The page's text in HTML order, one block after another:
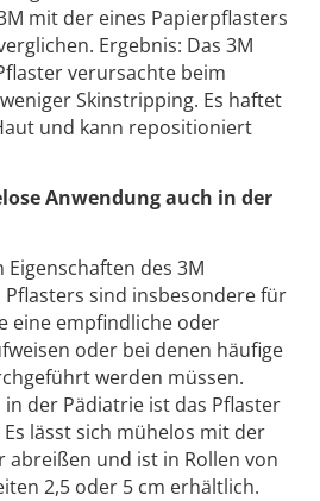
mit der eines Papierpflasters
Ergebnis: Das 3M
verursachte beim
Skinstripping. Es haftet
und kann repositioniert
Anwendung auch in der
des 3M
sind insbesondere für
eine empfindliche oder
oder bei denen häufige
werden müssen.
der Pädiatrie ist das Pflaster
lässt sich mühelos mit der
abreißen und ist in Rollen von
2,5 oder 5 cm erhältlich.